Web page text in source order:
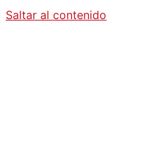
Saltar al contenido